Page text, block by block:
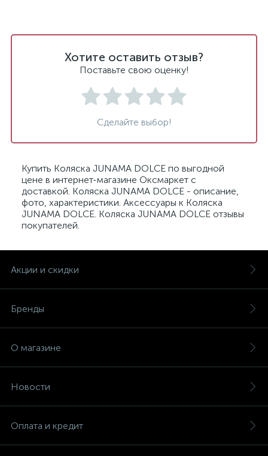
Хотите оставить отзыв?
Поставьте свою оценку!
Сделайте выбор!
Купить Коляска JUNAMA DOLCE по выгодной
цене в интернет-магазине Оксмаркет с
доставкой. Коляска JUNAMA DOLCE - описание,
фото, характеристики. Аксессуары к Коляска
JUNAMA DOLCE. Коляска JUNAMA DOLCE отзывы
покупателей.
Акции и скидки
Бренды
О магазине
Новости
Оплата и кредит